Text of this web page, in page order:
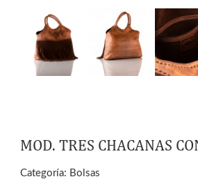
MOD. TRES CHACANAS
Categoría: Bolsas